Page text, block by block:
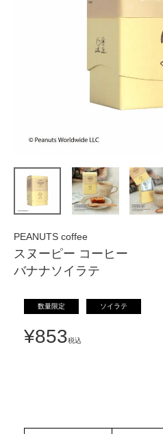
PEANUTS coffee
スヌーピー コーヒー
バナナソイラテ
数量限定 ソイラテ
¥853税込